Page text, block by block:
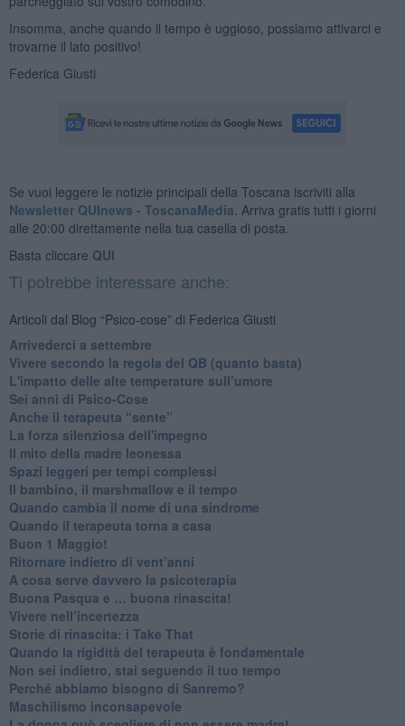
Insomma, anche quando il tempo è uggioso, possiamo attivarci e
trovarne il lato positivo!
Federica Giusti
Se vuoi leggere le notizie principali della Toscana iscriviti alla
Newsletter QUInews - ToscanaMedia. Arriva gratis tutti i giorni
alle 20:00 direttamente nella tua casella di posta.
Basta cliccare QUI
Ti potrebbe interessare anche:
Articoli dal Blog “Psico-cose” di Federica Giusti
​Arrivederci a settembre
​Vivere secondo la regola del QB (quanto basta)
​L'impatto delle alte temperature sull’umore
Sei anni di Psico-Cose
​Anche il terapeuta “sente”
​La forza silenziosa dell'impegno
​Il mito della madre leonessa
Spazi leggeri per tempi complessi
Il bambino, il marshmallow e il tempo
​Quando cambia il nome di una sindrome
​Quando il terapeuta torna a casa
​Buon 1 Maggio!
Ritornare indietro di vent’anni
​A cosa serve davvero la psicoterapia
​Buona Pasqua e … buona rinascita!
​Vivere nell’incertezza
​Storie di rinascita: i Take That
​Quando la rigidità del terapeuta è fondamentale
​Non sei indietro, stai seguendo il tuo tempo
​Perché abbiamo bisogno di Sanremo?
​Maschilismo inconsapevole